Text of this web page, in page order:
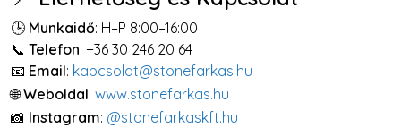
🕒 Munkaidő: H–P 8:00–16:00
📞 Telefon: +36 30 246 20 64
📧 Email: kapcsolat@stonefarkas.hu
🌐Weboldal: www.stonefarkas.hu
📸 Instagram: @stonefarkaskft.hu